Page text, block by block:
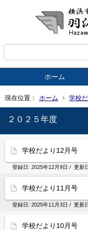
ホーム
現在位置： ホーム 学校
２０２５年度
学校だより12月号
登録日: 2025年12月9日 / 更新
学校だより11月号
登録日: 2025年11月3日 / 更新
学校だより10月号